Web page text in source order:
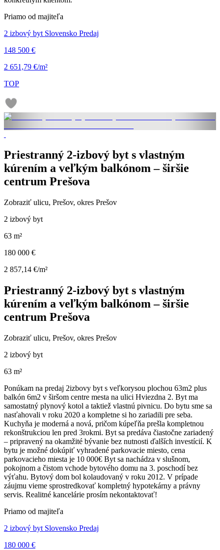
Priamo od majiteľa
2 izbový byt Slovensko Predaj
148 500 €
2 651,79 €/m²
TOP
Priestranný 2-izbový byt s vlastným
kúrením a veľkým balkónom – širšie
centrum Prešova
Zobraziť ulicu, Prešov, okres Prešov
2 izbový byt
63 m²
180 000 €
2 857,14 €/m²
Priestranný 2-izbový byt s vlastným
kúrením a veľkým balkónom – širšie
centrum Prešova
Zobraziť ulicu, Prešov, okres Prešov
2 izbový byt
63 m²
Ponúkam na predaj 2izbovy byt s veľkorysou plochou 63m2 plus
balkón 6m2 v širšom centre mesta na ulici Hviezdna 2. Byt ma
samostatný plynový kotol a taktiež vlastnú pivnicu. Do bytu sme sa
nasťahovali v roku 2020 a kompletne si ho zariadili pre seba.
Kuchyňa je moderná a nová, pričom kúpeľňa prešla kompletnou
rekonštrukciou len pred 3rokmi. Byt sa predáva čiastočne zariadený
– pripravený na okamžité bývanie bez nutnosti ďalších investícií. K
bytu je možné dokúpiť vyhradené parkovacie miesto, cena
parkovacieho miesta je 10 000€ Byt sa nachádza v slušnom,
pokojnom a čistom vchode bytového domu na 3. poschodí bez
výťahu. Bytový dom bol kolaudovaný v roku 2012. V prípade
záujmu vieme sprostredkovať kompletný hypotekárny a právny
servis. Realitné kancelárie prosím nekontaktovať!
Priamo od majiteľa
2 izbový byt Slovensko Predaj
180 000 €